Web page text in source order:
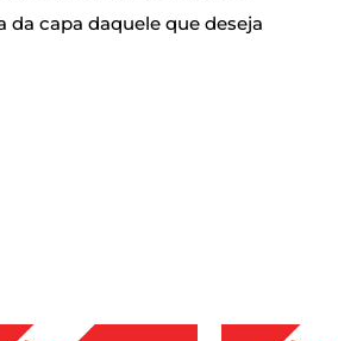
capa daquele que deseja